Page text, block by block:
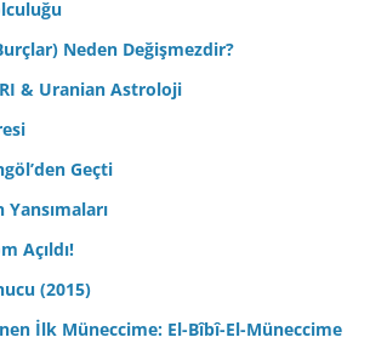
Neden Değişmezdir?
& Uranian Astroloji
Geçti
Açıldı!
(2015)
İlk Müneccime: El-Bîbî-El-Müneccime